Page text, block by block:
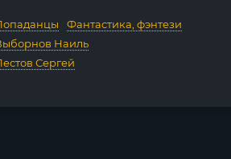
Фантастика, фэнтези
Наиль
Сергей